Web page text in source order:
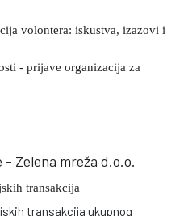
volontera: iskustva, izazovi i
- prijave organizacija za
Zelena mreža d.o.o.
transakcija
transakcija ukupnog